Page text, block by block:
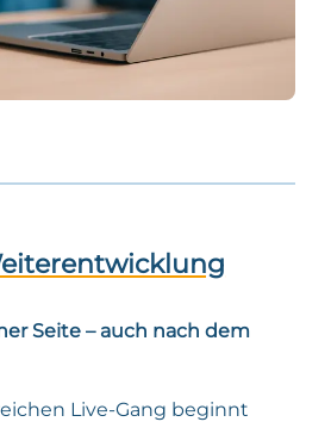
Seite – auch nach dem
Live-Gang beginnt